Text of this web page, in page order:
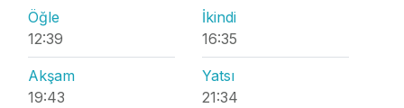
Öğle
12:39
İkindi
16:35
Akşam
19:43
Yatsı
21:34